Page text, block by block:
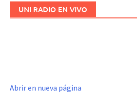
UNI RADIO EN VIVO
Abrir en nueva página